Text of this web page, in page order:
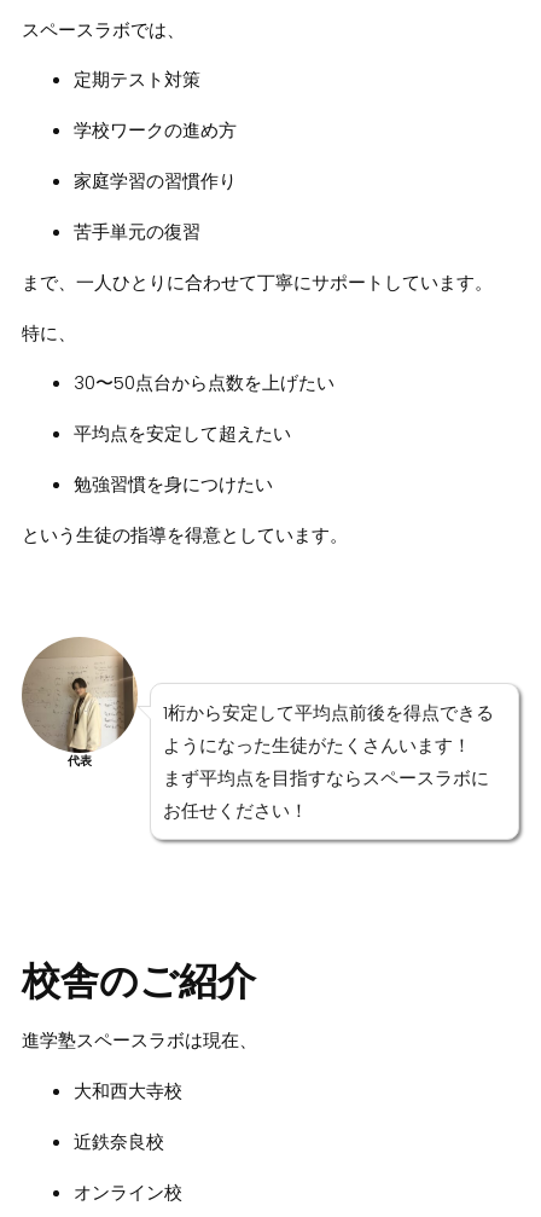
スペースラボでは、
定期テスト対策
学校ワークの進め方
家庭学習の習慣作り
苦手単元の復習
まで、一人ひとりに合わせて丁寧にサポートしています。
特に、
30〜50点台から点数を上げたい
平均点を安定して超えたい
勉強習慣を身につけたい
という生徒の指導を得意としています。
代表
1桁から安定して平均点前後を得点できる
ようになった生徒がたくさんいます！
まず平均点を目指すならスペースラボに
お任せください！
校舎のご紹介
進学塾スペースラボは現在、
大和西大寺校
近鉄奈良校
オンライン校